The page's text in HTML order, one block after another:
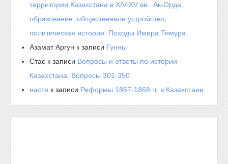
территории Казахстана в XIV-XV вв.. Ак-Орда,
образование, общественное устройство,
политическая история. Походы Имира Тимура.
Азамат Аргун к записи Гунны
Стас к записи Вопросы и ответы по истории
Казахстана. Вопросы 301-350
настя к записи Реформы 1867-1868 гг. в Казахстане